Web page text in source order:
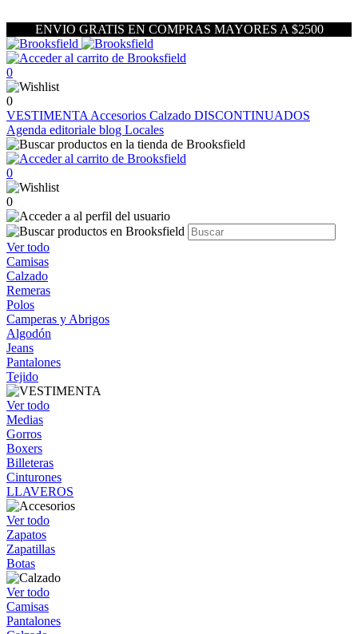
ENVIO GRATIS EN COMPRAS MAYORES A $2500
0
0
VESTIMENTA Accesorios Calzado DISCONTINUADOS
Agenda editoriale blog Locales
0
0
Ver todo
Camisas
Calzado
Remeras
Polos
Camperas y Abrigos
Algodón
Jeans
Pantalones
Tejido
Ver todo
Medias
Gorros
Boxers
Billeteras
Cinturones
LLAVEROS
Ver todo
Zapatos
Zapatillas
Botas
Ver todo
Camisas
Pantalones